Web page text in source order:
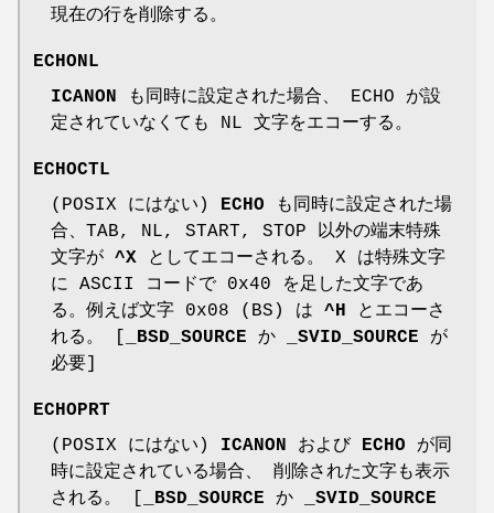
現在の行を削除する。
ECHONL
ICANON も同時に設定された場合、 ECHO が設
定されていなくても NL 文字をエコーする。
ECHOCTL
(POSIX にはない) ECHO も同時に設定された場
合、TAB, NL, START, STOP 以外の端末特殊
文字が ^X としてエコーされる。 X は特殊文字
に ASCII コードで 0x40 を足した文字であ
る。例えば文字 0x08 (BS) は ^H とエコーさ
れる。 [
_BSD_SOURCE か _SVID_SOURCE が
必要]
ECHOPRT
(POSIX にはない) ICANON および ECHO が同
時に設定されている場合、 削除された文字も表示
される。 [
_BSD_SOURCE か
_SVID_SOURCE